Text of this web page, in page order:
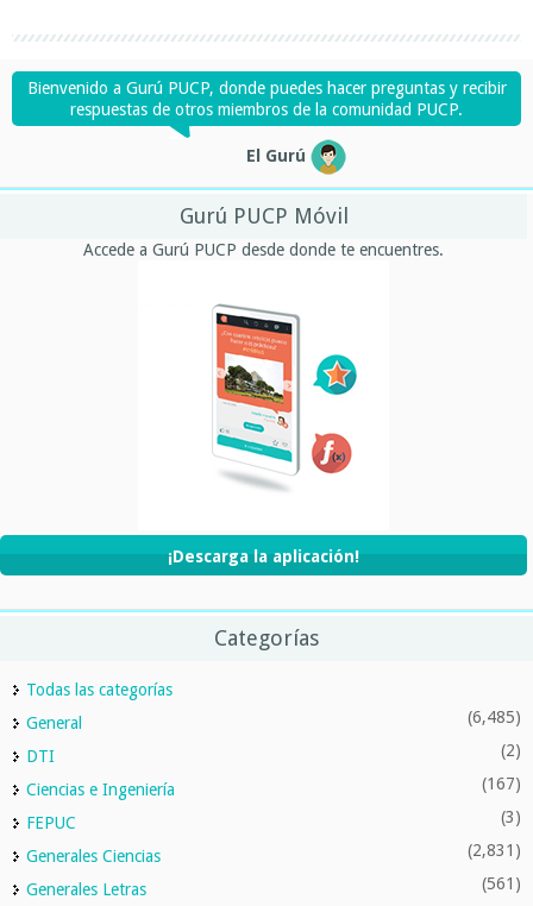
Bienvenido a Gurú PUCP, donde puedes hacer preguntas y recibir
respuestas de otros miembros de la comunidad PUCP.
El Gurú
Gurú PUCP Móvil
Accede a Gurú PUCP desde donde te encuentres.
¡Descarga la aplicación!
Categorías
Todas las categorías
General
(6,485)
DTI (2)
Ciencias e Ingeniería (167)
FEPUC (3)
Generales Ciencias (2,831)
Generales Letras (561)